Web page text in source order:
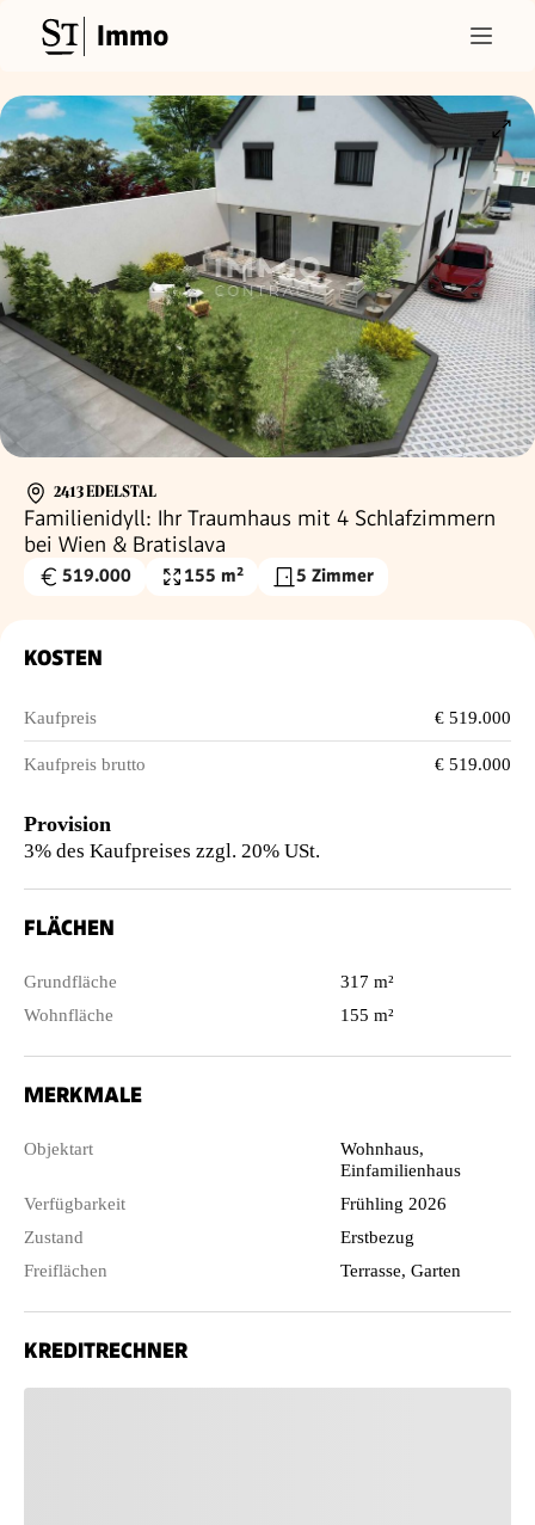
Immo
2413 EDELSTAL
Familienidyll: Ihr Traumhaus mit 4 Schlafzimmern
bei Wien & Bratislava
Kaufpreis
519.000
Wohnfläche
155 m² 5 Zimmer
KOSTEN
Kaufpreis € 519.000
Kaufpreis brutto € 519.000
Provision
3% des Kaufpreises zzgl. 20% USt.
FLÄCHEN
Grundfläche
317 m²
Wohnfläche
155 m²
MERKMALE
Objektart
Wohnhaus,
Einfamilienhaus
Verfügbarkeit
Frühling 2026
Zustand
Erstbezug
Freiflächen
Terrasse, Garten
KREDITRECHNER